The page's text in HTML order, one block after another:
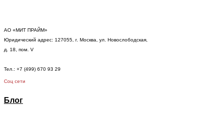
АО «МИТ ПРАЙМ»
Юридический адрес: 127055, г. Москва, ул. Новослободская,
д. 18, пом. V
Тел.: +7 (499) 670 93 29
Соц сети
Блог